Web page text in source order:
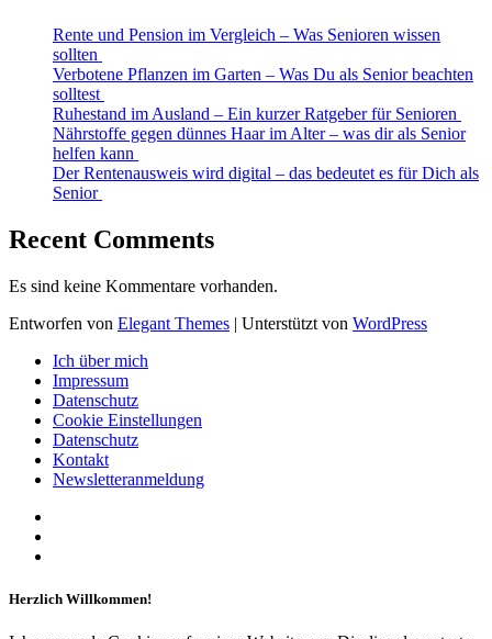
Rente und Pension im Vergleich – Was Senioren wissen
sollten
Verbotene Pflanzen im Garten – Was Du als Senior beachten
solltest
Ruhestand im Ausland – Ein kurzer Ratgeber für Senioren
Nährstoffe gegen dünnes Haar im Alter – was dir als Senior
helfen kann
Der Rentenausweis wird digital – das bedeutet es für Dich als
Senior
Recent Comments
Es sind keine Kommentare vorhanden.
Entworfen von Elegant Themes | Unterstützt von WordPress
Ich über mich
Impressum
Datenschutz
Cookie Einstellungen
Datenschutz
Kontakt
Newsletteranmeldung
Herzlich Willkommen!